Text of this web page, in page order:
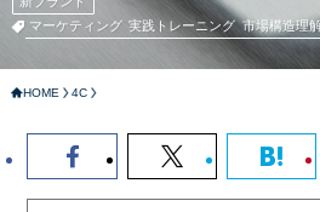
マーケティング 実践トレーニング 市場構造理
HOME 4C